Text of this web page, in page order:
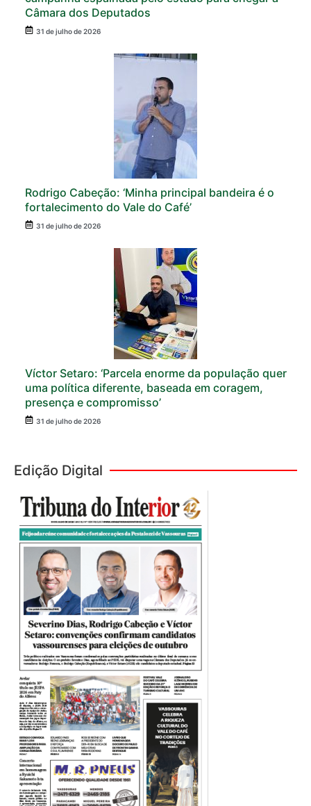
Câmara dos Deputados
31 de julho de 2026
Rodrigo Cabeção: ‘Minha principal bandeira é o
fortalecimento do Vale do Café’
31 de julho de 2026
Víctor Setaro: ‘Parcela enorme da população quer
uma política diferente, baseada em coragem,
presença e compromisso’
31 de julho de 2026
Edição Digital